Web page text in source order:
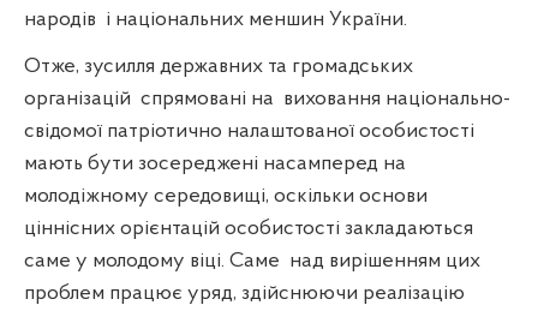
народів і національних меншин України.
Отже, зусилля державних та громадських
організацій спрямовані на виховання національно-
свідомої патріотично налаштованої особистості
мають бути зосереджені насамперед на
молодіжному середовищі, оскільки основи
ціннісних орієнтацій особистості закладаються
саме у молодому віці. Саме над вирішенням цих
проблем працює уряд, здійснюючи реалізацію